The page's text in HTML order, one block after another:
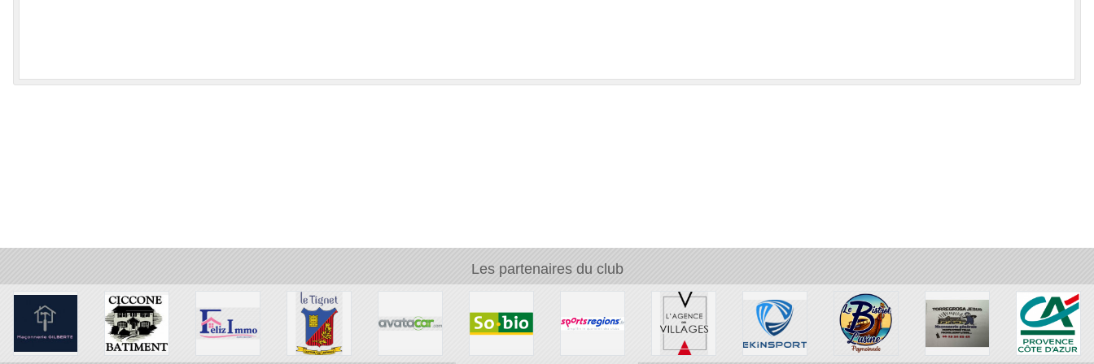
Les partenaires du club